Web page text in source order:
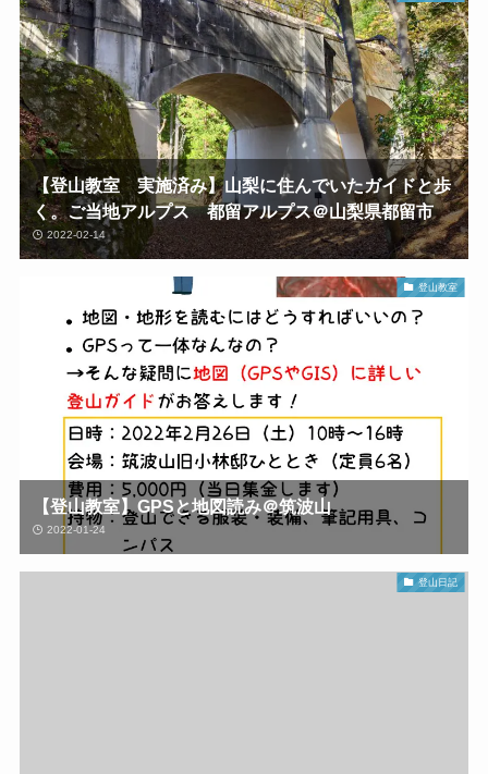
【登山教室 実施済み】山梨に住んでいたガイドと歩
く。ご当地アルプス 都留アルプス＠山梨県都留市
2022-02-14
登山教室
【登山教室】GPSと地図読み＠筑波山
2022-01-24
登山日記